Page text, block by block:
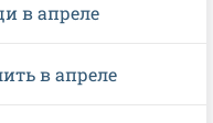
в апреле
в апреле